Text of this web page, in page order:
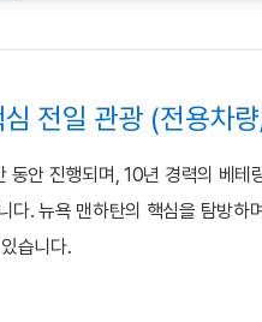
전일 관광 (전용차
동안 진행되며, 10년 경력의 베
다. 뉴욕 맨하탄의 핵심을 탐방
습니다.